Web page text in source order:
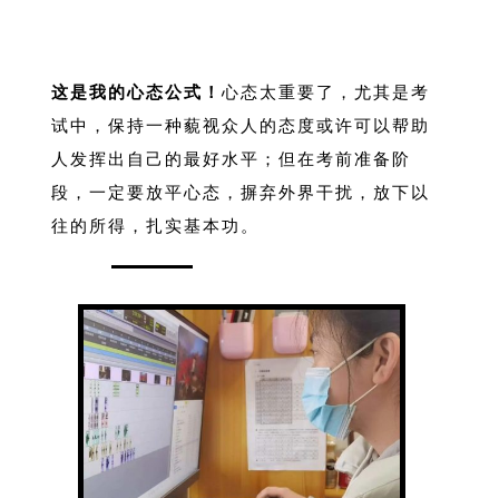
这是我的心态公式！ 心态太重要了，尤其是考
试中，保持一种藐视众人的态度或许可以帮助
人发挥出自己的最好水平；但在考前准备阶
段，一定要放平心态，摒弃外界干扰，放下以
往的所得，扎实基本功。